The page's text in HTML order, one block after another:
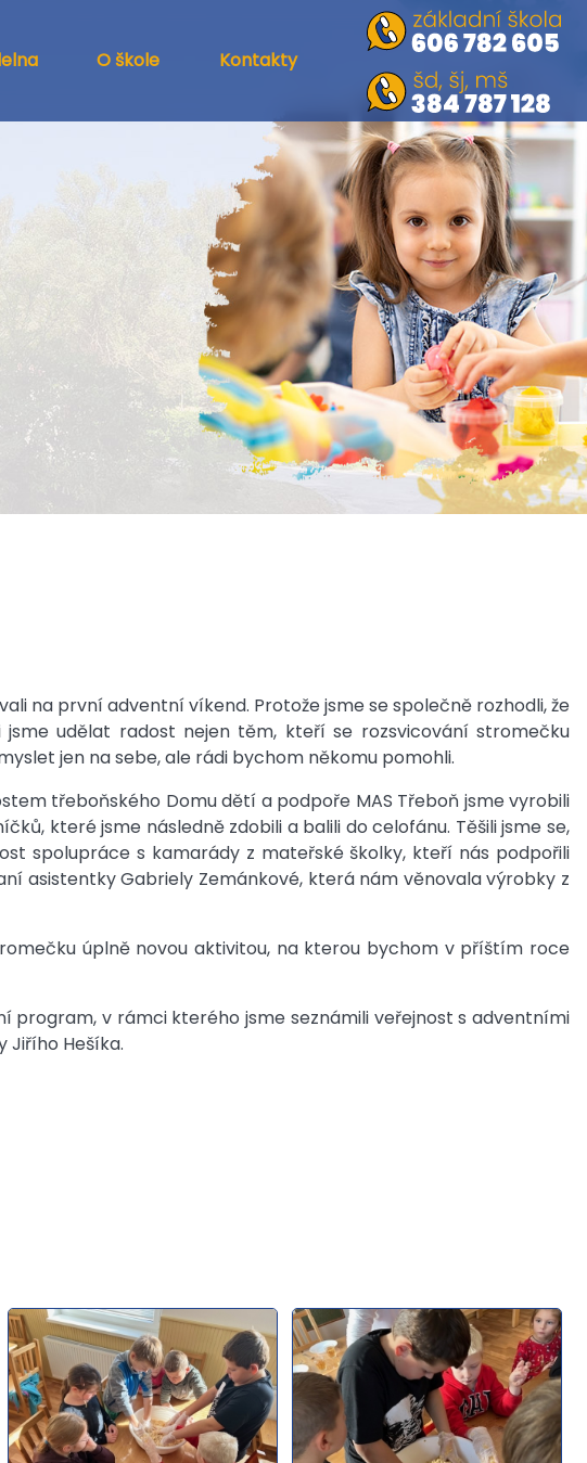
O škole Kontakty
na první adventní víkend. Protože jsme se společně rozhodli, že
udělat radost nejen těm, kteří se rozsvicování stromečku
jen na sebe, ale rádi bychom někomu pomohli.
třeboňského Domu dětí a podpoře MAS Třeboň jsme vyrobili
které jsme následně zdobili a balili do celofánu. Těšili jsme se,
spolupráce s kamarády z mateřské školky, kteří nás podpořili
asistentky Gabriely Zemánkové, která nám věnovala výrobky z
úplně novou aktivitou, na kterou bychom v příštím roce
v rámci kterého jsme seznámili veřejnost s adventními
Jiřího Hešíka.